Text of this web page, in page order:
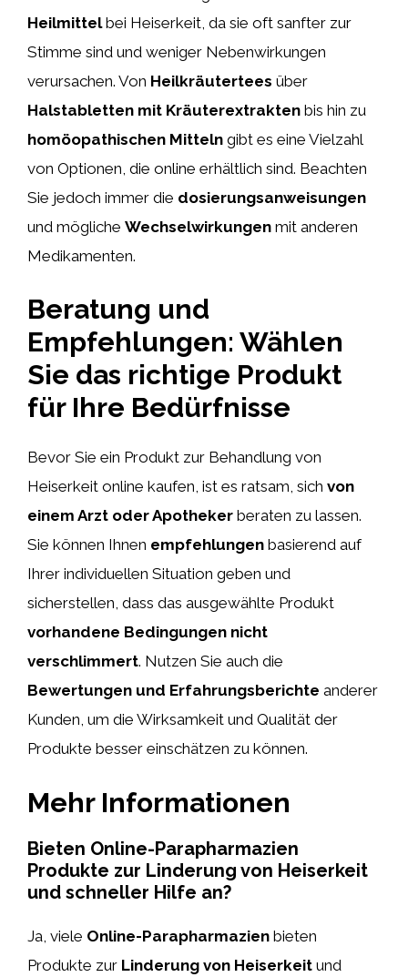
Heilmittelbei Heiserkeit, da sie oft sanfter zur
Stimme sind und weniger Nebenwirkungen
verursachen. Von Heilkräutertees über
Halstabletten mit Kräuterextrakten bis hin zu
homöopathischen Mitteln gibt es eine Vielzahl
von Optionen, die online erhältlich sind. Beachten
Sie jedoch immer die dosierungsanweisungen
und mögliche Wechselwirkungen mit anderen
Medikamenten.
Beratung und
Empfehlungen: Wählen
Sie das richtige Produkt
für Ihre Bedürfnisse
Bevor Sie ein Produkt zur Behandlung von
Heiserkeit online kaufen, ist es ratsam, sich von
einem Arzt oder Apotheker beraten zu lassen.
Sie können Ihnen empfehlungen basierend auf
Ihrer individuellen Situation geben und
sicherstellen, dass das ausgewählte Produkt
vorhandene Bedingungen nicht
verschlimmert. Nutzen Sie auch die
Bewertungen und Erfahrungsberichte anderer
Kunden, um die Wirksamkeit und Qualität der
Produkte besser einschätzen zu können.
Mehr Informationen
Bieten Online-Parapharmazien
Produkte zur Linderung von Heiserkeit
und schneller Hilfe an?
Ja, viele Online-Parapharmazien bieten
Produkte zur Linderung von Heiserkeit und